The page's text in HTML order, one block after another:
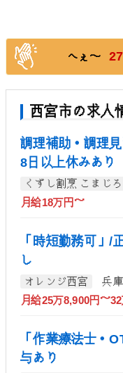
へぇ〜 27
西宮市の求人
調理補助・調理
8日以上休みあり
くずし割烹 こまじ
月給18万円～
「時短勤務可」/
し
オレンジ西宮
兵
月給25万8,900円～
「作業療法士・
与あり